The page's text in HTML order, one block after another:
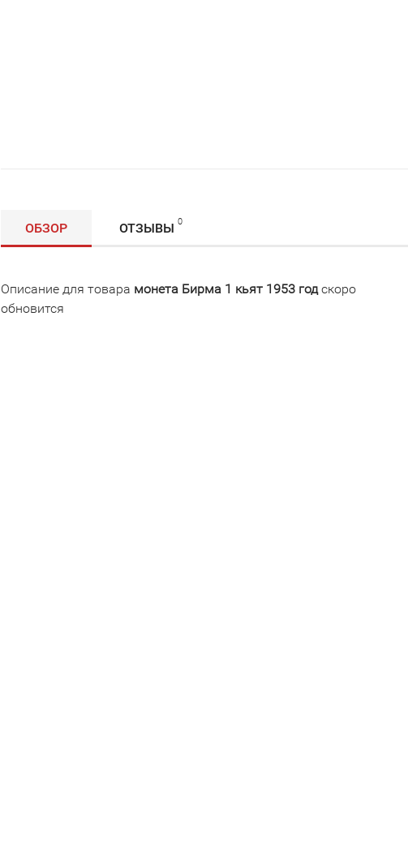
ОБЗОР ОТЗЫВЫ 0
Описание для товара монета Бирма 1 кьят 1953 годскоро
обновится